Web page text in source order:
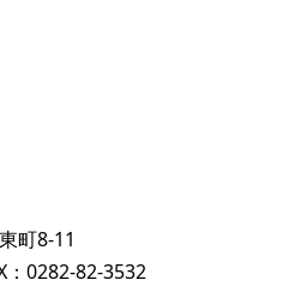
町8-11
：0282-82-3532